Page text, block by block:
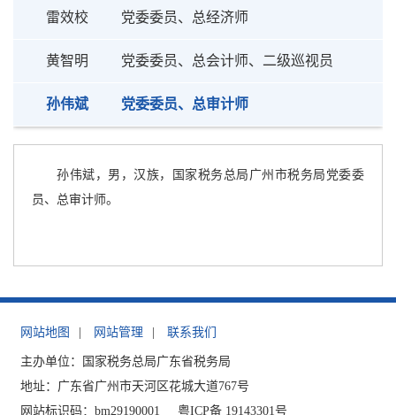
雷效校 党委委员、总经济师
黄智明 党委委员、总会计师、二级巡视员
孙伟斌 党委委员、总审计师
孙伟斌，男，汉族，国家税务总局广州市税务局党委委
员、总审计师。
网站地图 网站管理 联系我们
主办单位：国家税务总局广东省税务局
地址：广东省广州市天河区花城大道767号
网站标识码：bm29190001
粤ICP备 19143301号